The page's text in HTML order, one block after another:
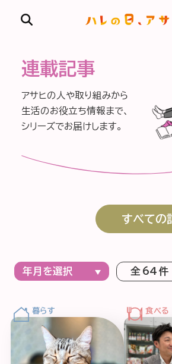
食べる
考える
特集記事 アサヒの
夏のビール特集2025 ビー
連載記事
アサヒの人や取り組みから
生活のお役立ち情報まで、
シリーズでお届けします。
全 64 件
すべての